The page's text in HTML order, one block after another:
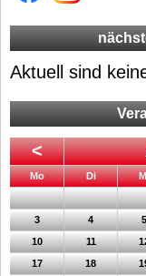
Aktuell sind
<
Montag Dienstag
3
4 5
10
11
17
18